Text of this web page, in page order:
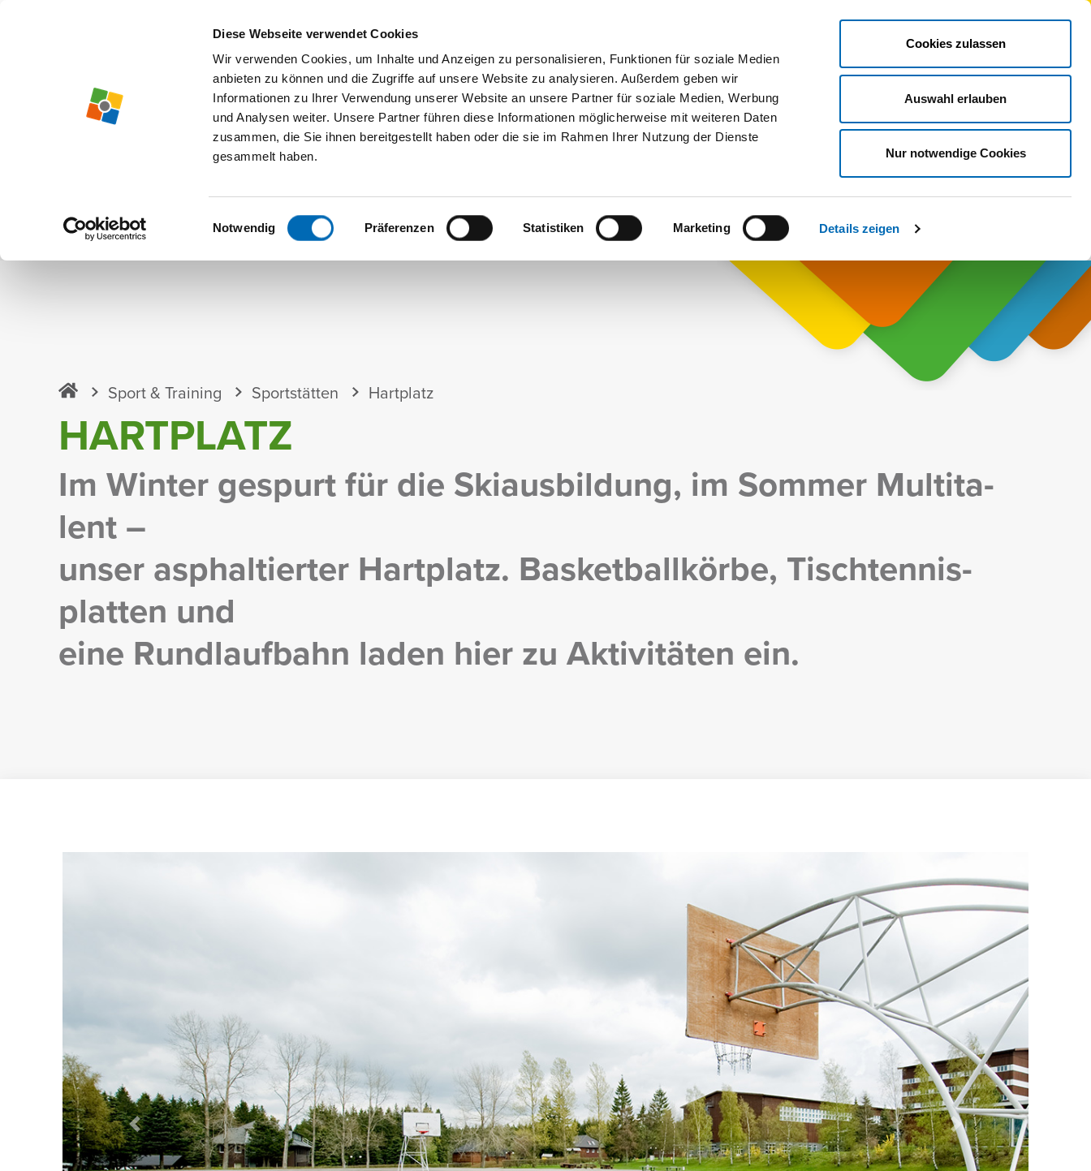
Diese Webseite verwendet Cookies
Wir verwenden Cookies, um Inhalte und Anzeigen zu personalisieren, Funktionen für soziale Medien
anbieten zu können und die Zugriffe auf unsere Website zu analysieren. Außerdem geben wir
Informationen zu Ihrer Verwendung unserer Website an unsere Partner für soziale Medien, Werbung
und Analysen weiter. Unsere Partner führen diese Informationen möglicherweise mit weiteren Daten
zusammen, die Sie ihnen bereitgestellt haben oder die sie im Rahmen Ihrer Nutzung der Dienste
gesammelt haben.
Einwilligungsauswahl
Notwendig Präferenzen Statistiken Marketing Details zeigen
Cookies zulassen
Auswahl erlauben
Nur notwendige Cookies
Sportpark Rabenberg
Sport & Training Sportstätten Hart­platz
HART­PLATZ
Im Winter gespurt für die Skiaus­bil­dung, im Sommer Multi­ta­
lent –
unser asphal­tierter Hart­platz. Basket­ball­körbe, Tisch­ten­nis­
platten und
eine Rund­lauf­bahn laden hier zu Akti­vi­täten ein.